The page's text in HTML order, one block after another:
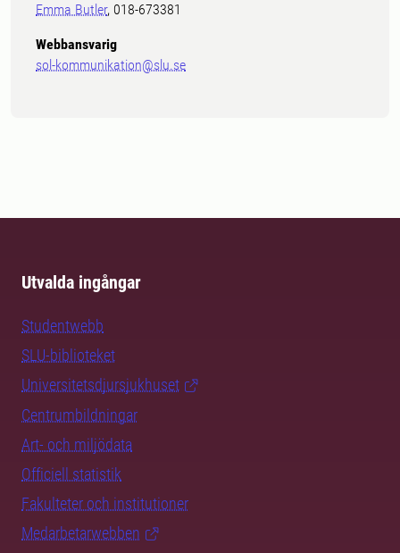
Emma Butler, 018-673381
Webbansvarig
sol-kommunikation@slu.se
Utvalda ingångar
Studentwebb
SLU-biblioteket
Universitetsdjursjukhuset
Centrumbildningar
Art- och miljödata
Officiell statistik
Fakulteter och institutioner
Medarbetarwebben